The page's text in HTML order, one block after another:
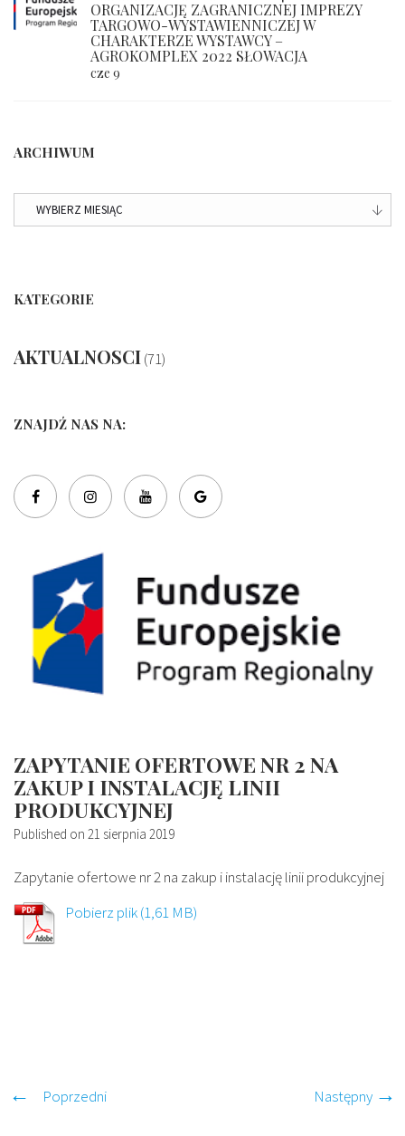
ORGANIZACJĘ ZAGRANICZNEJ IMPREZY
TARGOWO-WYSTAWIENNICZEJ W
CHARAKTERZE WYSTAWCY –
AGROKOMPLEX 2022 SŁOWACJA
cze 9
ARCHIWUM
ARCHIWUM
KATEGORIE
AKTUALNOSCI(71)
ZNAJDŹ NAS NA:
ZAPYTANIE OFERTOWE NR 2 NA
ZAKUP I INSTALACJĘ LINII
PRODUKCYJNEJ
Published on 21 sierpnia 2019
Zapytanie ofertowe nr 2 na zakup i instalację linii produkcyjnej
Pobierz plik
Poprzedni Następny